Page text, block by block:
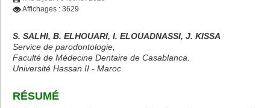
Affichages : 3629
S. SALHI, B. ELHOUARI, I. ELOUADNASSI, J. KISSA
Service de parodontologie,
Faculté de Médecine Dentaire de Casablanca.
Université Hassan II - Maroc
RÉSUMÉ